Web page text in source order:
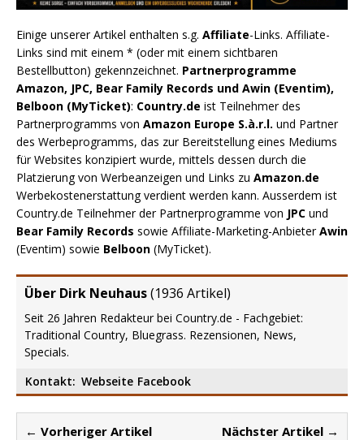
Einige unserer Artikel enthalten s.g. Affiliate-Links. Affiliate-
Links sind mit einem * (oder mit einem sichtbaren
Bestellbutton) gekennzeichnet. Partnerprogramme
Amazon, JPC, Bear Family Records und Awin (Eventim),
Belboon (MyTicket): Country.de ist Teilnehmer des
Partnerprogramms von Amazon Europe S.à.r.l. und Partner
des Werbeprogramms, das zur Bereitstellung eines Mediums
für Websites konzipiert wurde, mittels dessen durch die
Platzierung von Werbeanzeigen und Links zu Amazon.de
Werbekostenerstattung verdient werden kann. Ausserdem ist
Country.de Teilnehmer der Partnerprogramme von JPC und
Bear Family Records sowie Affiliate-Marketing-AnbieterAwin
(Eventim) sowie Belboon (MyTicket).
Über Dirk Neuhaus(1936 Artikel)
Seit 26 Jahren Redakteur bei Country.de - Fachgebiet:
Traditional Country, Bluegrass. Rezensionen, News,
Specials.
Kontakt: Webseite Facebook
← Vorheriger Artikel Nächster Artikel →